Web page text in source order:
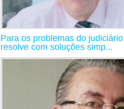
Para os problemas do
resolve com soluções simp...